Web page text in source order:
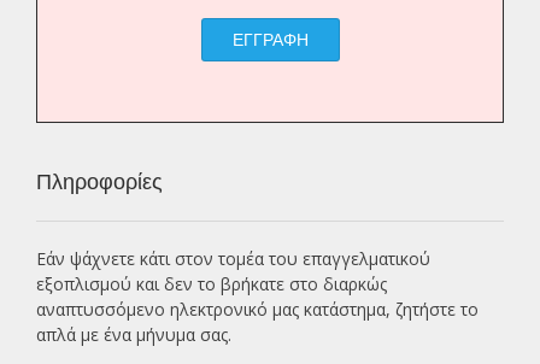
ΕΓΓΡΑΦΗ
Πληροφορίες
Εάν ψάχνετε κάτι στον τομέα του επαγγελματικού
εξοπλισμού και δεν το βρήκατε στο διαρκώς
αναπτυσσόμενο ηλεκτρονικό μας κατάστημα, ζητήστε το
απλά με ένα μήνυμα σας.